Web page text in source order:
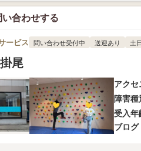
合わせする
ービス 問い合わせ受付中 送迎あり 土
尾
アクセ
障害種
受入年
ブログ